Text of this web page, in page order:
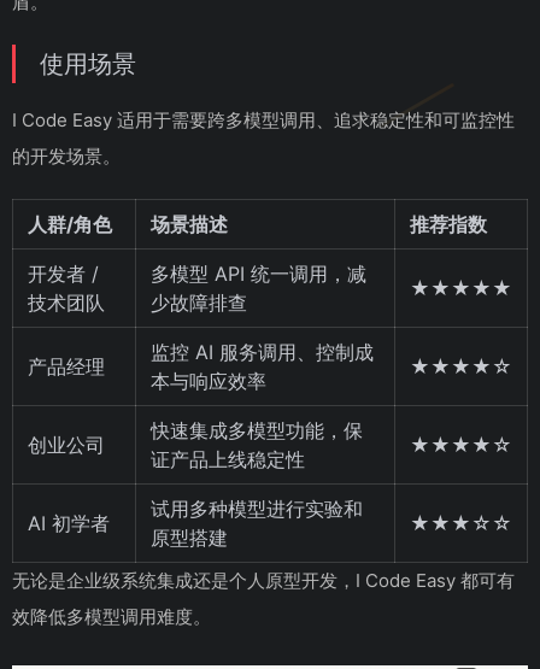
使用场景
I Code Easy 适用于需要跨多模型调用、追求稳定性和可监控性
的开发场景。
人群/角色 场景描述 推荐指数
开发者 /
技术团队
多模型 API 统一调用，减
少故障排查
★★★★★
产品经理
监控 AI 服务调用、控制成
本与响应效率
★★★★☆
创业公司
快速集成多模型功能，保
证产品上线稳定性
★★★★☆
AI 初学者
试用多种模型进行实验和
原型搭建
★★★☆☆
无论是企业级系统集成还是个人原型开发，I Code Easy 都可有
效降低多模型调用难度。